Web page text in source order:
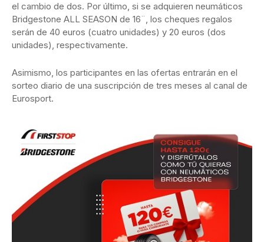
el cambio de dos. Por último, si se adquieren neumáticos
Bridgestone ALL SEASON de 16¨, los cheques regalos
serán de 40 euros (cuatro unidades) y 20 euros (dos
unidades), respectivamente.
Asimismo, los participantes en las ofertas entrarán en el
sorteo diario de una suscripción de tres meses al canal de
Eurosport.